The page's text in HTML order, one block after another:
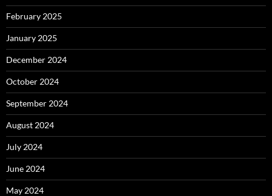
February 2025
January 2025
December 2024
October 2024
September 2024
August 2024
July 2024
June 2024
May 2024